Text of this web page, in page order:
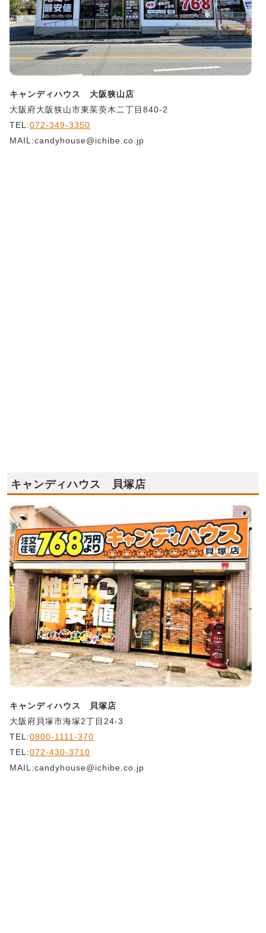
キャンディハウス 大阪狭山店
大阪府大阪狭山市東茱萸木二丁目840-2
TEL:072-349-3350
MAIL:candyhouse@ichibe.co.jp
キャンディハウス 貝塚店
キャンディハウス 貝塚店
大阪府貝塚市海塚2丁目24-3
TEL:0800-1111-370
TEL:072-430-3710
MAIL:candyhouse@ichibe.co.jp